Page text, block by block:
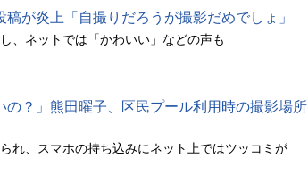
が炎上「自撮りだろうが撮影だめでしょ」
、ネットでは「かわいい」などの声も
の？」熊田曜子、区民プール利用時の撮影場所
れ、スマホの持ち込みにネット上ではツッコミが